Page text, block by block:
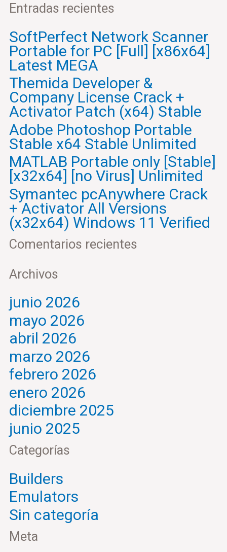
s
r
p
o
Entradas recientes
SoftPerfect Network Scanner
Portable for PC [Full] [x86x64]
Latest MEGA
Themida Developer &
Company License Crack +
Activator Patch (x64) Stable
Adobe Photoshop Portable
Stable x64 Stable Unlimited
MATLAB Portable only [Stable]
[x32x64] [no Virus] Unlimited
Symantec pcAnywhere Crack
+ Activator All Versions
(x32x64) Windows 11 Verified
Comentarios recientes
Archivos
junio 2026
mayo 2026
abril 2026
marzo 2026
febrero 2026
enero 2026
diciembre 2025
junio 2025
Categorías
Builders
Emulators
Sin categoría
Meta